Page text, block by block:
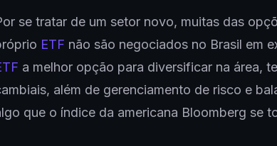
se tratar de um setor novo, muitas das
ETF não são negociados no Brasil em
a melhor opção para diversificar na área,
além de gerenciamento de risco e
que o índice da americana Bloomberg se